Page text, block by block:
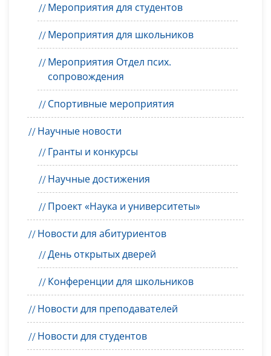
Мероприятия для студентов
Мероприятия для школьников
Мероприятия Отдел псих.
сопровождения
Спортивные мероприятия
Научные новости
Гранты и конкурсы
Научные достижения
Проект «Наука и университеты»
Новости для абитуриентов
День открытых дверей
Конференции для школьников
Новости для преподавателей
Новости для студентов